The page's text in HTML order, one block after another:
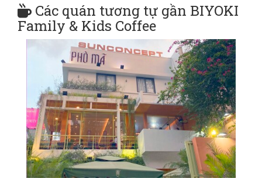
Các quán tương tự gần BIYOKI
Family & Kids Coffee